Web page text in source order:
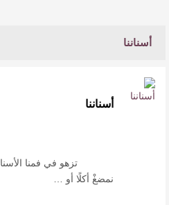
أسناننا
موفق
…أسناننا
موفق
تزهو في فمنا الأسنانْ
نمضغْ أكلًا أو …